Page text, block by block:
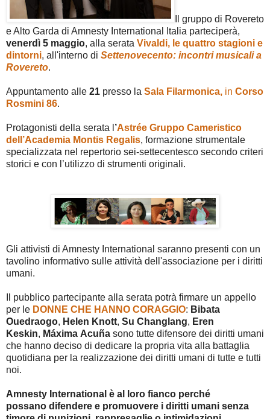
Il gruppo di Rovereto
e Alto Garda di Amnesty International Italia parteciperà,
venerdì 5 maggio, alla serata Vivaldi, le quattro stagioni e
dintorni, all'interno di Settenovecento: incontri musicali a
Rovereto.
Appuntamento alle 21 presso la Sala Filarmonica, in Corso
Rosmini 86.
Protagonisti della serata l ’Astrée Gruppo Cameristico
dell’Academia Montis Regalis, formazione strumentale
specializzata nel repertorio sei-settecentesco secondo criteri
storici e con l’utilizzo di strumenti originali.
Gli attivisti di Amnesty International saranno presenti con un
tavolino informativo sulle attività dell'associazione per i diritti
umani.
Il pubblico partecipante alla serata potrà firmare un appello
per le DONNE CHE HANNO CORAGGIO: Bibata
Ouedraogo, Helen Knott, Su Changlang, Eren
Keskin, Máxima Acuña sono tutte difensore dei diritti umani
che hanno deciso di dedicare la propria vita alla battaglia
quotidiana per la realizzazione dei diritti umani di tutte e tutti
noi.
Amnesty International è al loro fianco perché
possano difendere e promuovere i diritti umani senza